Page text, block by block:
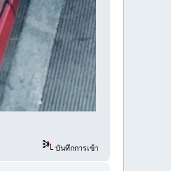
บันทึกการเข้า